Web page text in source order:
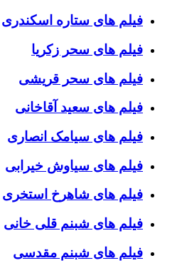
فیلم های ستاره اسکندری
فیلم های سحر زکریا
فیلم های سحر قریشی
فیلم های سعید آقاخانی
فیلم های سیامک انصاری
فیلم های سیاوش خیرابی
فیلم های شاهرخ استخری
فیلم های شبنم قلی خانی
فیلم های شبنم مقدسی